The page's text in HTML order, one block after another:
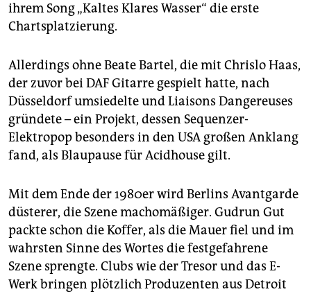
ihrem Song „Kaltes Klares Wasser“ die erste
Chartsplatzierung.
Allerdings ohne Beate Bartel, die mit Chrislo Haas,
der zuvor bei DAF Gitarre gespielt hatte, nach
Düsseldorf umsiedelte und Liaisons Dangereuses
gründete – ein Projekt, dessen Sequenzer-
Elektropop besonders in den USA großen Anklang
fand, als Blaupause für Acidhouse gilt.
Mit dem Ende der 1980er wird Berlins Avantgarde
düsterer, die Szene machomäßiger. Gudrun Gut
packte schon die Koffer, als die Mauer fiel und im
wahrsten Sinne des Wortes die festgefahrene
Szene sprengte. Clubs wie der Tresor und das E-
Werk bringen plötzlich Produzenten aus Detroit